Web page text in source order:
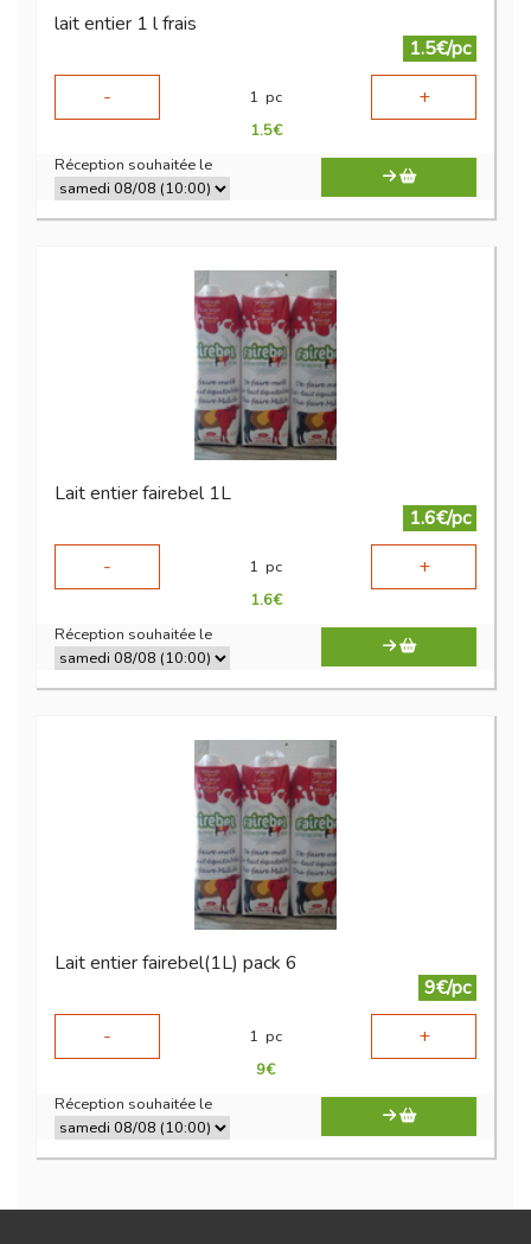
lait entier 1 l frais
1.5€/pc
-
1 pc +
1.5€
Réception souhaitée le
Lait entier fairebel 1L
1.6€/pc
-
1 pc +
1.6€
Réception souhaitée le
Lait entier fairebel(1L) pack 6
9€/pc
-
1 pc +
9€
Réception souhaitée le